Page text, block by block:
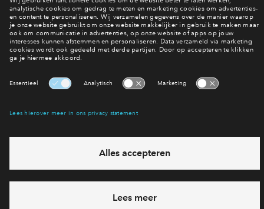
Hiermee blijf je op de hoogte van het belangrijkste nieuws en
Ja, ik wil mij aanmelden